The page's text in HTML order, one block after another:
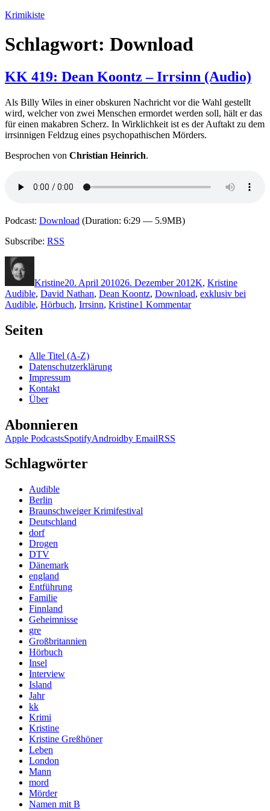
Zum
springen
Krimikiste
Schlagwort: Download
KK 419: Dean Koontz – Irrsinn (Audio)
Als Billy Wiles in einer obskuren Nachricht vor die Wahl gestellt
wird, welcher von zwei Menschen ermordet werden soll, hält er das
für einen makabren Scherz. In Wirklichkeit ist es der Auftakt zu dem
irrsinnigen Feldzug eines psychopathischen Mörders.
Besprochen von Christian Heinrich.
Podcast: Download (Duration: 6:29 — 5.9MB)
Subscribe: RSS
Kristine20. April 201026. Dezember 2012K, Kristine
Audible, David Nathan, Dean Koontz, Download, exklusiv bei
Audible, Hörbuch, Irrsinn, Kristine1 Kommentarzu
Seiten
Alle Titel (A-Z)
Datenschutzerklärung
Impressum
Kontakt
Über
Abonnieren
Apple PodcastsSpotifyAndroidby EmailRSS
Schlagwörter
Audible
Berlin
Braunschweiger Krimifestival
Deutschland
dorf
Drogen
DTV
Dänemark
england
Entführung
Familie
Finnland
Geheimnisse
gre
Großbritannien
Hörbuch
Insel
Interview
Island
Jahr
kk
Krimi
Kristine
Kristine Greßhöner
Leben
London
Mann
mord
Mörder
Namen mit B